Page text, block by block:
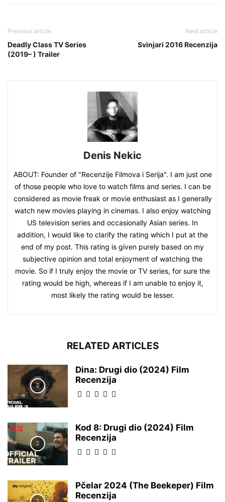
Previous article
Deadly Class TV Series
(2019– ) Trailer
Next article
Svinjari 2016 Recenzija
Denis Nekic
ABOUT: Founder of "Recenzije Filmova i Serija". I am just one
of those people who love to watch films and series. I can be
considered as movie freak or movie enthusiast as I generally
watch new movies playing in cinemas. I also enjoy watching
US television series and occasionally Asian series. In
addition, I would like to clarify the rating which I put at the
end of my post. This rating is given purely based on my
subjective opinion and total enjoyment of watching the
movie. So if I truly enjoy the movie or TV series, for sure the
rating would be high, whereas if I am unable to enjoy it,
most likely the rating would be lesser.
RELATED ARTICLES
Dina: Drugi dio (2024) Film
Recenzija
Kod 8: Drugi dio (2024) Film
Recenzija
Pčelar 2024 (The Beekeper) Film
Recenzija